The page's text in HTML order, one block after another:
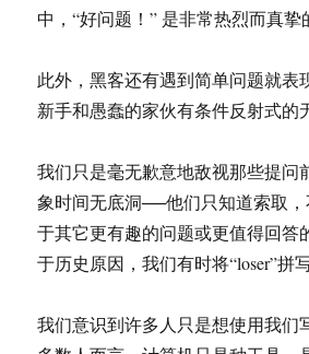
中，“好问题！” 是非常热烈而真挚
此外，黑客还有遇到简单问题就
新手和愚蠢的家伙有条件反射式的
我们只是毫无歉意地敌视那些提
象时间无底洞──他们只知道索取
于其它更有趣的问题或更值得回答
于历史原因，我们有时将“loser”拼写
我们意识到许多人只是想使用我们